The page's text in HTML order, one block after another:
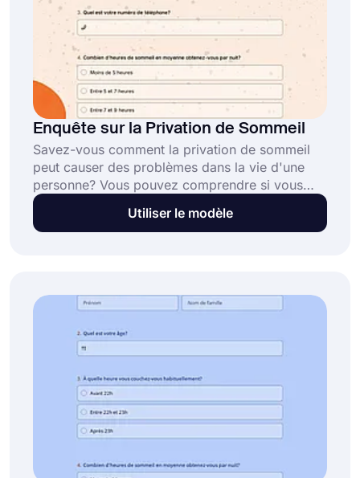
Enquête sur la Privation de Sommeil
Savez-vous comment la privation de sommeil
peut causer des problèmes dans la vie d'une
personne? Vous pouvez comprendre si vous
avez un problème de sommeil en utilisant les
questions du modèle de sondage sur la
Utiliser le modèle